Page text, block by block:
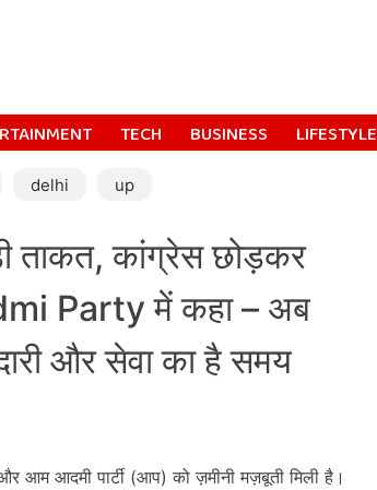
TECH BUSINESS LIFESTYLE
delhi up
ताकत, कांग्रेस छोड़कर
Party में कहा – अब
और सेवा का है समय
आम आदमी पार्टी (आप) को ज़मीनी मज़बूती मिली है।